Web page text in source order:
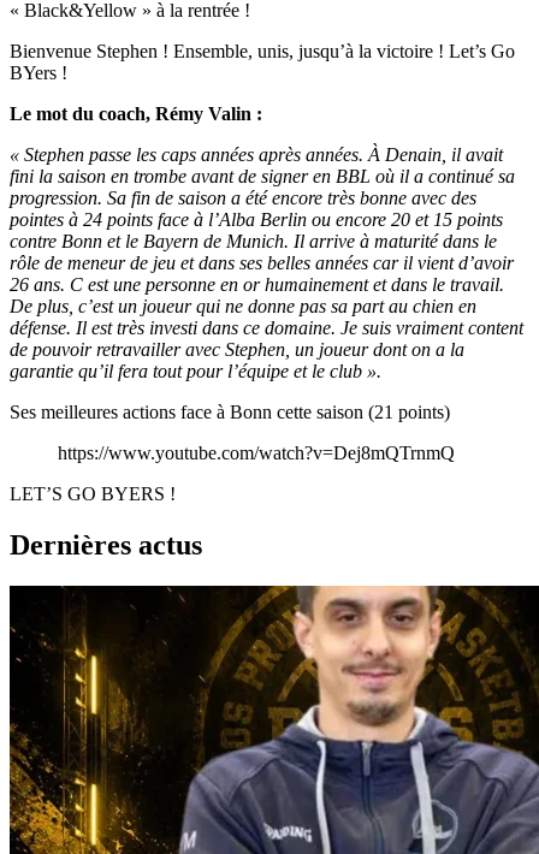
« Black&Yellow » à la rentrée !
Bienvenue Stephen ! Ensemble, unis, jusqu’à la victoire ! Let’s Go
BYers !
Le mot du coach, Rémy Valin :
« Stephen passe les caps années après années. À Denain, il avait
fini la saison en trombe avant de signer en BBL où il a continué sa
progression. Sa fin de saison a été encore très bonne avec des
pointes à 24 points face à l’Alba Berlin ou encore 20 et 15 points
contre Bonn et le Bayern de Munich. Il arrive à maturité dans le
rôle de meneur de jeu et dans ses belles années car il vient d’avoir
26 ans. C est une personne en or humainement et dans le travail.
De plus, c’est un joueur qui ne donne pas sa part au chien en
défense. Il est très investi dans ce domaine. Je suis vraiment content
de pouvoir retravailler avec Stephen, un joueur dont on a la
garantie qu’il fera tout pour l’équipe et le club ».
Ses meilleures actions face à Bonn cette saison (21 points)
https://www.youtube.com/watch?v=Dej8mQTrnmQ
LET’S GO BYERS !
Dernières actus